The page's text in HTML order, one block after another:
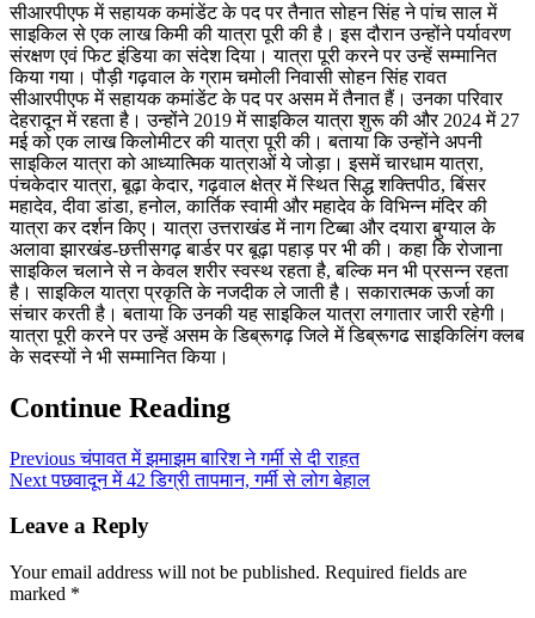
सीआरपीएफ में सहायक कमांडेंट के पद पर तैनात सोहन सिंह ने पांच साल में
साइकिल से एक लाख किमी की यात्रा पूरी की है। इस दौरान उन्होंने पर्यावरण
संरक्षण एवं फिट इंडिया का संदेश दिया। यात्रा पूरी करने पर उन्हें सम्मानित
किया गया। पौड़ी गढ़वाल के ग्राम चमोली निवासी सोहन सिंह रावत
सीआरपीएफ में सहायक कमांडेंट के पद पर असम में तैनात हैं। उनका परिवार
देहरादून में रहता है। उन्होंने 2019 में साइकिल यात्रा शुरू की और 2024 में 27
मई को एक लाख किलोमीटर की यात्रा पूरी की। बताया कि उन्होंने अपनी
साइकिल यात्रा को आध्यात्मिक यात्राओं ये जोड़ा। इसमें चारधाम यात्रा,
पंचकेदार यात्रा, बूढ़ा केदार, गढ़वाल क्षेत्र में स्थित सिद्ध शक्तिपीठ, बिंसर
महादेव, दीवा डांडा, हनोल, कार्तिक स्वामी और महादेव के विभिन्न मंदिर की
यात्रा कर दर्शन किए। यात्रा उत्तराखंड में नाग टिब्बा और दयारा बुग्याल के
अलावा झारखंड-छत्तीसगढ़ बार्डर पर बूढ़ा पहाड़ पर भी की। कहा कि रोजाना
साइकिल चलाने से न केवल शरीर स्वस्थ रहता है, बल्कि मन भी प्रसन्न रहता
है। साइकिल यात्रा प्रकृति के नजदीक ले जाती है। सकारात्मक ऊर्जा का
संचार करती है। बताया कि उनकी यह साइकिल यात्रा लगातार जारी रहेगी।
यात्रा पूरी करने पर उन्हें असम के डिब्रूगढ़ जिले में डिब्रूगढ साइकिलिंग क्लब
के सदस्यों ने भी सम्मानित किया।
Continue Reading
Previousचंपावत में झमाझम बारिश ने गर्मी से दी राहत
Nextपछवादून में 42 डिग्री तापमान, गर्मी से लोग बेहाल
Leave a Reply
Your email address will not be published. Required fields are
marked *